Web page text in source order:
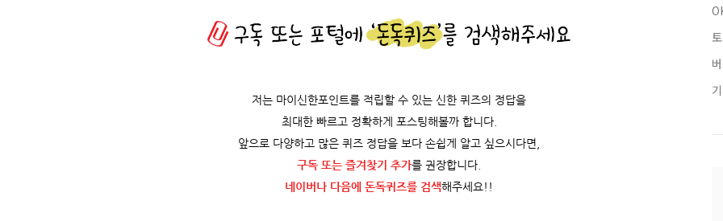
저는 마이신한포인트를 적립할 수 있는 신한 퀴즈의 정답을
최대한 빠르고 정확하게 포스팅해볼까 합니다.
앞으로 다양하고 많은 퀴즈 정답을 보다 손쉽게 알고 싶으시다면,
구독 또는 즐겨찾기 추가를 권장합니다.
네이버나 다음에 돈독퀴즈를 검색해주세요!!